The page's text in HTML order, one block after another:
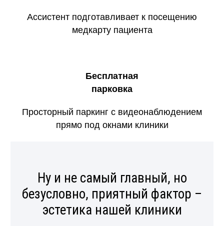
Ассистент подготавливает к посещению
медкарту пациента
Бесплатная
парковка
Просторный паркинг с видеонаблюдением
прямо под окнами клиники
Ну и не самый главный, но
безусловно, приятный фактор –
эстетика нашей клиники